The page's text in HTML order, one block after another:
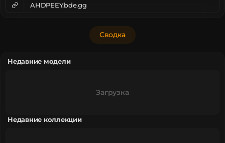
AHDPEEY.bde.gg
Сводка
Недавние модели
Загрузка
Недавние коллекции